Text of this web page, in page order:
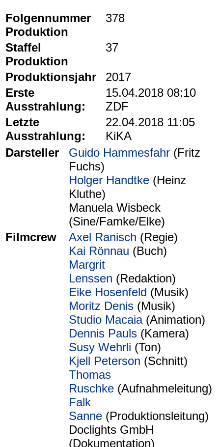
Folgennummer
Produktion
378
Staffel
Produktion
37
Produktionsjahr
2017
Erste
Ausstrahlung:
15.04.2018 08:10
ZDF
Letzte
Ausstrahlung:
22.04.2018 11:05
KiKA
Darsteller
Guido Hammesfahr (Fritz
Fuchs)
Holger Handtke (Heinz
Kluthe)
Manuela Wisbeck
(Sine/Famke/Elke)
Filmcrew
Axel Ranisch (Regie)
Kai Rönnau (Buch)
Margrit
Lenssen (Redaktion)
Eike Hosenfeld (Musik)
Moritz Denis (Musik)
Studio Macaia(Animation)
Dennis Pauls (Kamera)
Susy Wehrli (Ton)
Kjell Peterson (Schnitt)
Thomas
Ruschke (Aufnahmeleitung)
Falk
Sanne (Produktionsleitung)
Doclights GmbH
(Dokumentation)